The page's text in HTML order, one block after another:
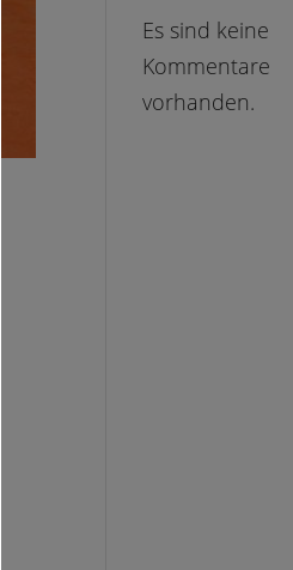
Es sind keine
Kommentare
vorhanden.